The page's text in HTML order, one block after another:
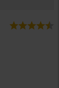
Betyg: